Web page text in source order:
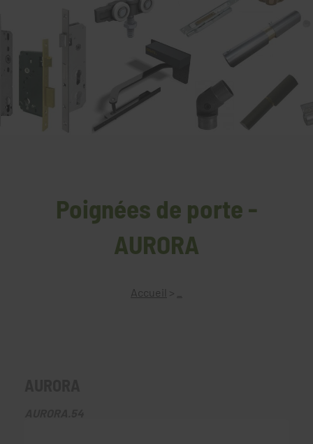
Poignées de porte -
AURORA
Accueil >